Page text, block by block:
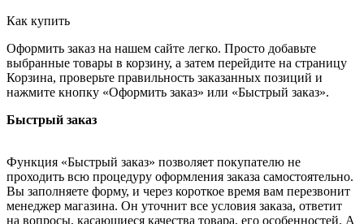
Как купить
Оформить заказ на нашем сайте легко. Просто добавьте
выбранные товары в корзину, а затем перейдите на страницу
Корзина, проверьте правильность заказанных позиций и
нажмите кнопку «Оформить заказ» или «Быстрый заказ».
Быстрый заказ
Функция «Быстрый заказ» позволяет покупателю не
проходить всю процедуру оформления заказа самостоятельно.
Вы заполняете форму, и через короткое время вам перезвонит
менеджер магазина. Он уточнит все условия заказа, ответит
на вопросы, касающиеся качества товара, его особенностей. А